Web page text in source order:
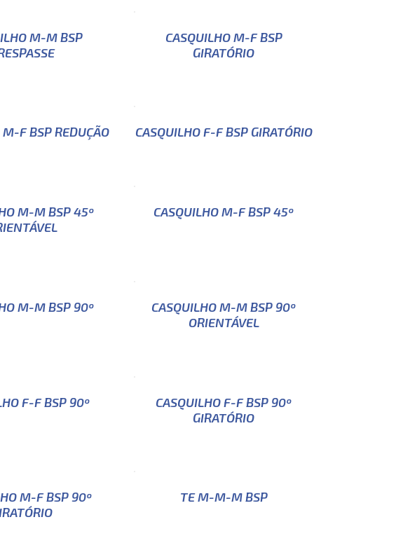
M-M BSP
CASQUILHO M-F BSP
GIRATÓRIO
M-F BSP REDUÇÃO CASQUILHO F-F BSP GIRATÓRIO
M-M BSP 45º
CASQUILHO M-F BSP 45º
M-M BSP 90º
CASQUILHO M-M BSP 90º
ORIENTÁVEL
F-F BSP 90º
CASQUILHO F-F BSP 90º
GIRATÓRIO
M-F BSP 90º
TE M-M-M BSP